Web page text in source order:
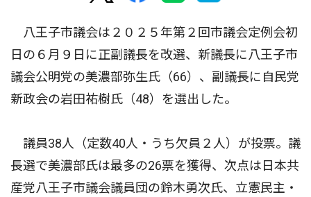
八王子市議会は２０２５年第２回市議会定例会初
日の６月９日に正副議長を改選、新議長に八王子市
議会公明党の美濃部弥生氏（66）、副議長に自民党
新政会の岩田祐樹氏（48）を選出した。
議員38人（定数40人・うち欠員２人）が投票。議
長選で美濃部氏は最多の26票を獲得、次点は日本共
産党八王子市議会議員団の鈴木勇次氏、立憲民主・